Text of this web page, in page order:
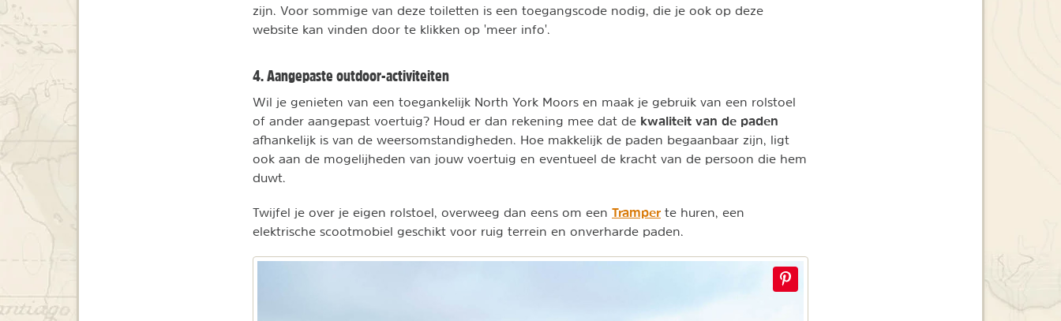
zijn. Voor sommige van deze toiletten is een toegangscode nodig, die je ook op deze
website kan vinden door te klikken op 'meer info'.
4. Aangepaste outdoor-activiteiten
Wil je genieten van een toegankelijk North York Moors en maak je gebruik van een rolstoel
of ander aangepast voertuig? Houd er dan rekening mee dat de kwaliteit van de paden
afhankelijk is van de weersomstandigheden. Hoe makkelijk de paden begaanbaar zijn, ligt
ook aan de mogelijheden van jouw voertuig en eventueel de kracht van de persoon die hem
duwt.
Twijfel je over je eigen rolstoel, overweeg dan eens om een Tramper te huren, een
elektrische scootmobiel geschikt voor ruig terrein en onverharde paden.